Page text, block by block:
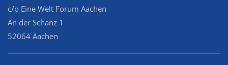
c/o Eine Welt Forum Aachen
An der Schanz 1
52064 Aachen